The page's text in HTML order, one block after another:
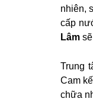
nhiên,
cấp
Lâm
Trung
Cam
chữa